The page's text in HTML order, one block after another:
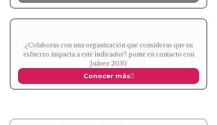
¿Colaboras con una organización que consideras que su
esfuerzo impacta a este indicador? ponte en contacto con
Juárez 2030
Conocer más